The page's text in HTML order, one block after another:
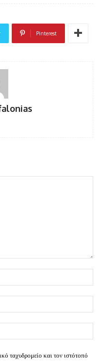
Pinterest
ταχυδρομείο και τον ιστότοπό